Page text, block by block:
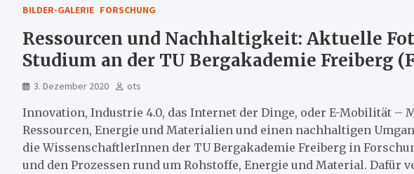
BILDER-GALERIE FORSCHUNG
Ressourcen und Nachhaltigkeit: Aktuelle
Studium an der TU Bergakademie Freiberg
3. Dezember 2020 ots
Innovation, Industrie 4.0, das Internet der Dinge, oder E-Mobilität –
Ressourcen, Energie und Materialien und einen nachhaltigen
die WissenschaftlerInnen der TU Bergakademie Freiberg in
und den Prozessen rund um Rohstoffe, Energie und Material. Dafür